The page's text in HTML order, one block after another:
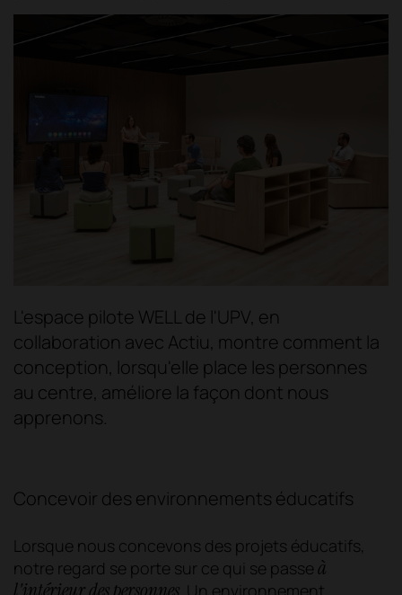
L'espace pilote WELL de l'UPV, en
collaboration avec Actiu, montre comment la
conception, lorsqu'elle place les personnes
au centre, améliore la façon dont nous
apprenons.
Concevoir des environnements éducatifs
Lorsque nous concevons des projets éducatifs,
notre regard se porte sur ce qui se passe à
Un environnement